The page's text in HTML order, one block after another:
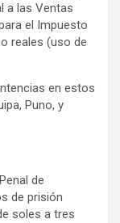
a las Ventas
el Impuesto
reales (uso de
en estos
Puno, y
de
de prisión
soles a tres